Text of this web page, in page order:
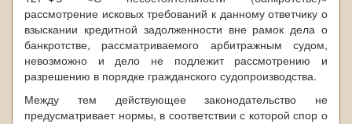
рассмотрение исковых требований к данному ответчику о
взыскании кредитной задолженности вне рамок дела о
банкротстве, рассматриваемого арбитражным судом,
невозможно и дело не подлежит рассмотрению и
разрешению в порядке гражданского судопроизводства.
Между тем действующее законодательство не
предусматривает нормы, в соответствии с которой спор о